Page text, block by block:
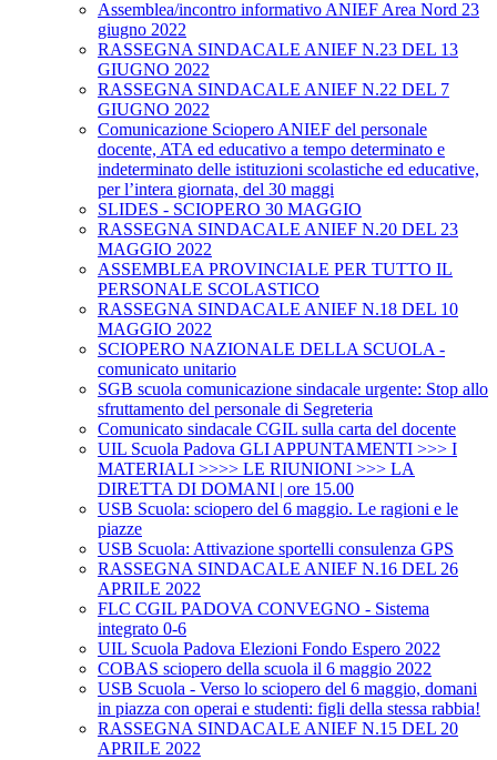
Assemblea/incontro informativo ANIEF Area Nord 23
giugno 2022
RASSEGNA SINDACALE ANIEF N.23 DEL 13
GIUGNO 2022
RASSEGNA SINDACALE ANIEF N.22 DEL 7
GIUGNO 2022
Comunicazione Sciopero ANIEF del personale
docente, ATA ed educativo a tempo determinato e
indeterminato delle istituzioni scolastiche ed educative,
per l’intera giornata, del 30 maggi
SLIDES - SCIOPERO 30 MAGGIO
RASSEGNA SINDACALE ANIEF N.20 DEL 23
MAGGIO 2022
ASSEMBLEA PROVINCIALE PER TUTTO IL
PERSONALE SCOLASTICO
RASSEGNA SINDACALE ANIEF N.18 DEL 10
MAGGIO 2022
SCIOPERO NAZIONALE DELLA SCUOLA -
comunicato unitario
SGB scuola comunicazione sindacale urgente: Stop allo
sfruttamento del personale di Segreteria
Comunicato sindacale CGIL sulla carta del docente
UIL Scuola Padova GLI APPUNTAMENTI >>> I
MATERIALI >>>> LE RIUNIONI >>> LA
DIRETTA DI DOMANI | ore 15.00
USB Scuola: sciopero del 6 maggio. Le ragioni e le
piazze
USB Scuola: Attivazione sportelli consulenza GPS
RASSEGNA SINDACALE ANIEF N.16 DEL 26
APRILE 2022
FLC CGIL PADOVA CONVEGNO - Sistema
integrato 0-6
UIL Scuola Padova Elezioni Fondo Espero 2022
COBAS sciopero della scuola il 6 maggio 2022
USB Scuola - Verso lo sciopero del 6 maggio, domani
in piazza con operai e studenti: figli della stessa rabbia!
RASSEGNA SINDACALE ANIEF N.15 DEL 20
APRILE 2022